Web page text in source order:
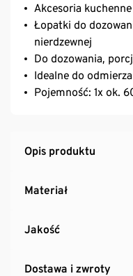
Akcesoria
Łopatki do
nierdzewnej
Do dozowania,
Idealne do
Pojemność: 1x ok.
Opis produktu
Materiał
Jakość
Dostawa i zwroty